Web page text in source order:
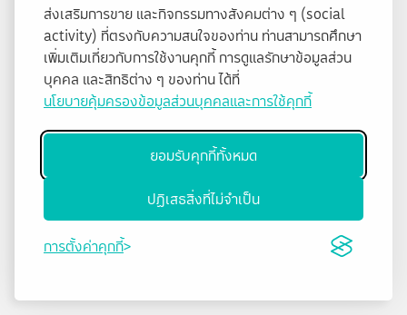
ส่งเสริมการขาย และกิจกรรมทางสังคมต่าง ๆ (social
activity) ที่ตรงกับความสนใจของท่าน ท่านสามารถศึกษา
เพิ่มเติมเกี่ยวกับการใช้งานคุกกี้ การดูแลรักษาข้อมูลส่วน
บุคคล และสิทธิต่าง ๆ ของท่าน ได้ที่
นโยบายคุ้มครองข้อมูลส่วนบุคคลและการใช้คุกกี้
ยอมรับคุกกี้ทั้งหมด
ปฏิเสธสิ่งที่ไม่จำเป็น
การตั้งค่าคุกกี้